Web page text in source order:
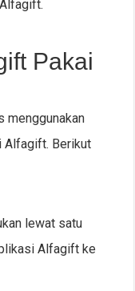
Pakai
menggunakan
Alfagift. Berikut
lewat satu
Alfagift ke